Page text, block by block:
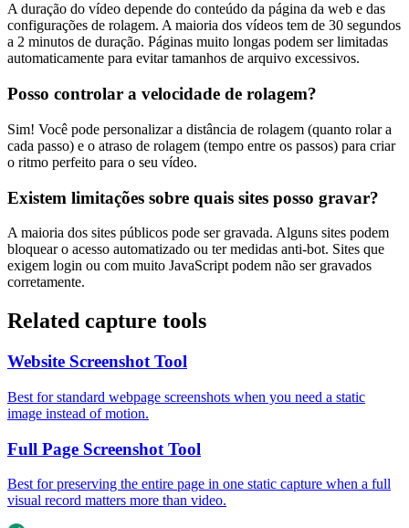
A duração do vídeo depende do conteúdo da página da web e das
configurações de rolagem. A maioria dos vídeos tem de 30 segundos
a 2 minutos de duração. Páginas muito longas podem ser limitadas
automaticamente para evitar tamanhos de arquivo excessivos.
Posso controlar a velocidade de rolagem?
Sim! Você pode personalizar a distância de rolagem (quanto rolar a
cada passo) e o atraso de rolagem (tempo entre os passos) para criar
o ritmo perfeito para o seu vídeo.
Existem limitações sobre quais sites posso gravar?
A maioria dos sites públicos pode ser gravada. Alguns sites podem
bloquear o acesso automatizado ou ter medidas anti-bot. Sites que
exigem login ou com muito JavaScript podem não ser gravados
corretamente.
Related capture tools
Website Screenshot Tool
Best for standard webpage screenshots when you need a static
image instead of motion.
Full Page Screenshot Tool
Best for preserving the entire page in one static capture when a full
visual record matters more than video.